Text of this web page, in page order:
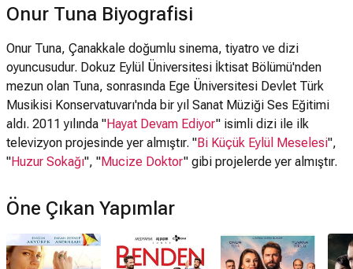
Onur Tuna Biyografisi
Onur Tuna, Çanakkale doğumlu sinema, tiyatro ve dizi
oyuncusudur. Dokuz Eylül Üniversitesi İktisat Bölümü'nden
mezun olan Tuna, sonrasında Ege Üniversitesi Devlet Türk
Musikisi Konservatuvarı'nda bir yıl Sanat Müziği Ses Eğitimi
aldı. 2011 yılında "Hayat Devam Ediyor" isimli dizi ile ilk
televizyon projesinde yer almıştır. "Bi Küçük Eylül Meselesi",
"Huzur Sokağı", "Mucize Doktor" gibi projelerde yer almıştır.
Öne Çıkan Yapımlar